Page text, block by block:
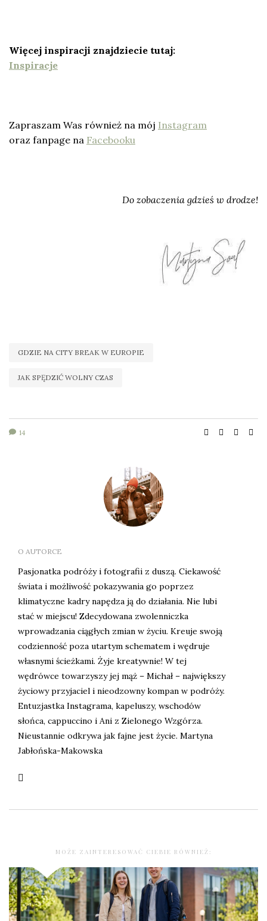
Więcej inspiracji znajdziecie tutaj:
Inspiracje
Zapraszam Was również na mój Instagram
oraz fanpage na Facebooku
Do zobaczenia gdzieś w drodze!
GDZIE NA CITY BREAK W EUROPIE
JAK SPĘDZIĆ WOLNY CZAS
14
O AUTORCE
Pasjonatka podróży i fotografii z duszą. Ciekawość
świata i możliwość pokazywania go poprzez
klimatyczne kadry napędza ją do działania. Nie lubi
stać w miejscu! Zdecydowana zwolenniczka
wprowadzania ciągłych zmian w życiu. Kreuje swoją
codzienność poza utartym schematem i wędruje
własnymi ścieżkami. Żyje kreatywnie! W tej
wędrówce towarzyszy jej mąż – Michał – największy
życiowy przyjaciel i nieodzowny kompan w podróży.
Entuzjastka Instagrama, kapeluszy, wschodów
słońca, cappuccino i Ani z Zielonego Wzgórza.
Nieustannie odkrywa jak fajne jest życie. Martyna
Jabłońska-Makowska
MOŻE ZAINTERESOWAĆ CIEBIE RÓWNIEŻ: